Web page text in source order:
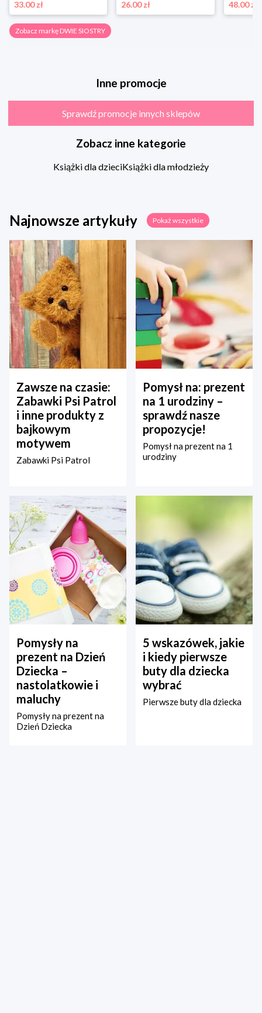
33.00 zł 26.00 zł 48.00 zł
Zobacz markę DWIE SIOSTRY
Inne promocje
Sprawdź promocje innych sklepów
Zobacz inne kategorie
Książki dla dzieciKsiążki dla młodzieży
Najnowsze artykuły Pokaż wszystkie
Zawsze na czasie:
Zabawki Psi Patrol
i inne produkty z
bajkowym
motywem
Zabawki Psi Patrol
Pomysł na: prezent
na 1 urodziny –
sprawdź nasze
propozycje!
Pomysł na prezent na 1
urodziny
Pomysły na
prezent na Dzień
Dziecka –
nastolatkowie i
maluchy
Pomysły na prezent na
Dzień Dziecka
5 wskazówek, jakie
i kiedy pierwsze
buty dla dziecka
wybrać
Pierwsze buty dla dziecka